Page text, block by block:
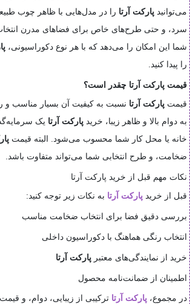
می‌توانید پارکت آرتا را در مدل‌هایی با ظاهر چوب
سرد، و حتی طرح‌های خاص برای فضاهای مدرن انتخاب
شما این امکان را می‌دهد که با هر نوع دکوراسیونی،
را پیدا کنید.
قیمت پارکت آرتا چقدر است؟
قیمت پارکت آرتا نسبت به کیفیت آن بسیار مناسب و
به دوام بالا و ظاهر زیبا، خرید پارکت آرتا یک
خانه یا محل کار شما محسوب می‌شود. البته قیمت
ضخامت، و طرح انتخابی شما می‌تواند متفاوت باشد.
نکات مهم قبل از خرید پارکت آرتا
قبل از خرید پارکت آرتا به نکات زیر توجه کنید:
بررسی دقیق فضا برای انتخاب ضخامت مناسب
انتخاب رنگی هماهنگ با دکوراسیون داخلی
خرید از نمایندگی‌های معتبر پارکت آرتا
اطمینان از ضمانت‌نامه محصول
در مجموع، پارکت آرتا ترکیبی از زیبایی، دوام، و